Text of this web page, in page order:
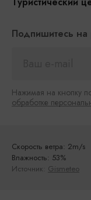
Подпишитесь на
Нажимая на кнопку
обработке
Скорость ветра: 2m/s
Влажность: 53%
Источник: Gismeteo